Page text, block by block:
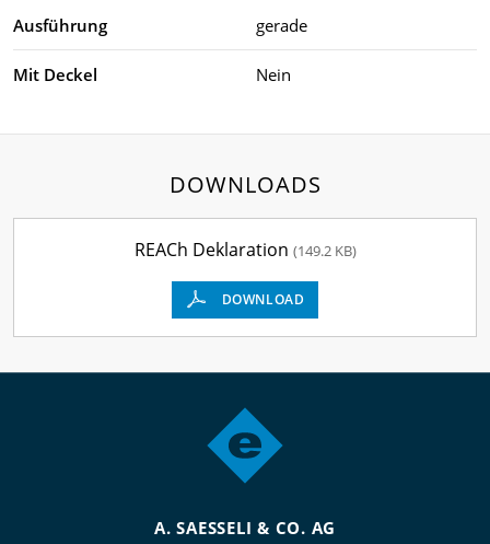
Ausführung gerade
Mit Deckel Nein
DOWNLOADS
REACh Deklaration (149.2 KB)
DOWNLOAD
A. SAESSELI & CO. AG